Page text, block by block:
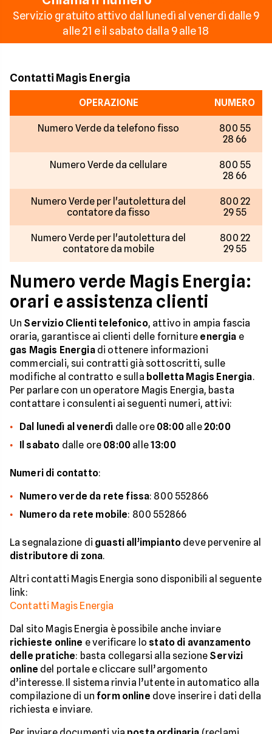
Servizio gratuito attivo dal lunedì al venerdì dalle 9
alle 21 e il sabato dalla 9 alle 18
Contatti Magis Energia
OPERAZIONE NUMERO
Numero Verde da telefono fisso
800 55
28 66
Numero Verde da cellulare
800 55
28 66
Numero Verde per l'autolettura del
contatore da fisso
800 22
29 55
Numero Verde per l'autolettura del
contatore da mobile
800 22
29 55
Numero verde Magis Energia:
orari e assistenza clienti
Un Servizio Clienti telefonico, attivo in ampia fascia
oraria, garantisce ai clienti delle forniture energia e
gas Magis Energiadi ottenere informazioni
commerciali, sui contratti già sottoscritti, sulle
modifiche al contratto e sulla bolletta Magis Energia.
Per parlare con un operatore Magis Energia, basta
contattare i consulenti ai seguenti numeri, attivi:
Dal lunedì al venerdì dalle ore 08:00alle20:00
Il sabato dalle ore 08:00 alle13:00
Numeri di contatto:
Numero verde da rete fissa: 800 552866
Numero da rete mobile: 800 552866
La segnalazione di guasti all’impianto deve pervenire al
distributore di zona.
Altri contatti Magis Energia sono disponibili al seguente
link:
Contatti Magis Energia
Dal sito Magis Energia è possibile anche inviare
richieste online e verificare lo stato di avanzamento
delle pratiche: basta collegarsi alla sezione Servizi
online del portale e cliccare sull’argomento
d’interesse. Il sistema rinvia l’utente in automatico alla
compilazione di unform online dove inserire i dati della
richiesta e inviare.